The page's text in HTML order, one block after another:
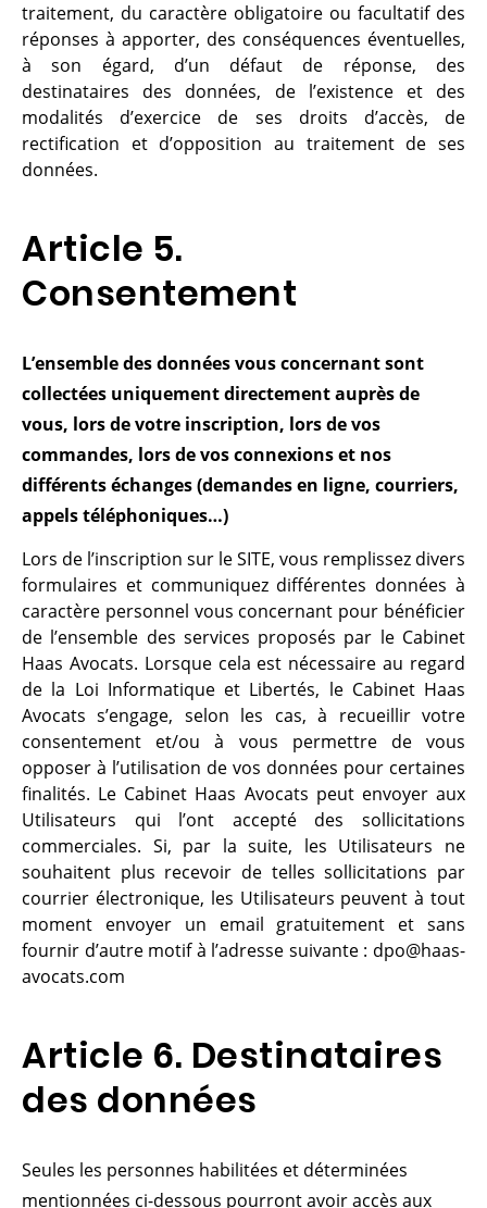
traitement, du caractère obligatoire ou facultatif des
réponses à apporter, des conséquences éventuelles,
à son égard, d’un défaut de réponse, des
destinataires des données, de l’existence et des
modalités d’exercice de ses droits d’accès, de
rectification et d’opposition au traitement de ses
données.
Article 5.
Consentement
L’ensemble des données vous concernant sont
collectées uniquement directement auprès de
vous, lors de votre inscription, lors de vos
commandes, lors de vos connexions et nos
différents échanges (demandes en ligne, courriers,
appels téléphoniques…)
Lors de l’inscription sur le SITE, vous remplissez divers
formulaires et communiquez différentes données à
caractère personnel vous concernant pour bénéficier
de l’ensemble des services proposés par le Cabinet
Haas Avocats. Lorsque cela est nécessaire au regard
de la Loi Informatique et Libertés, le Cabinet Haas
Avocats s’engage, selon les cas, à recueillir votre
consentement et/ou à vous permettre de vous
opposer à l’utilisation de vos données pour certaines
finalités. Le Cabinet Haas Avocats peut envoyer aux
Utilisateurs qui l’ont accepté des sollicitations
commerciales. Si, par la suite, les Utilisateurs ne
souhaitent plus recevoir de telles sollicitations par
courrier électronique, les Utilisateurs peuvent à tout
moment envoyer un email gratuitement et sans
fournir d’autre motif à l’adresse suivante : dpo@haas-
avocats.com
Article 6. Destinataires
des données
Seules les personnes habilitées et déterminées
mentionnées ci-dessous pourront avoir accès aux